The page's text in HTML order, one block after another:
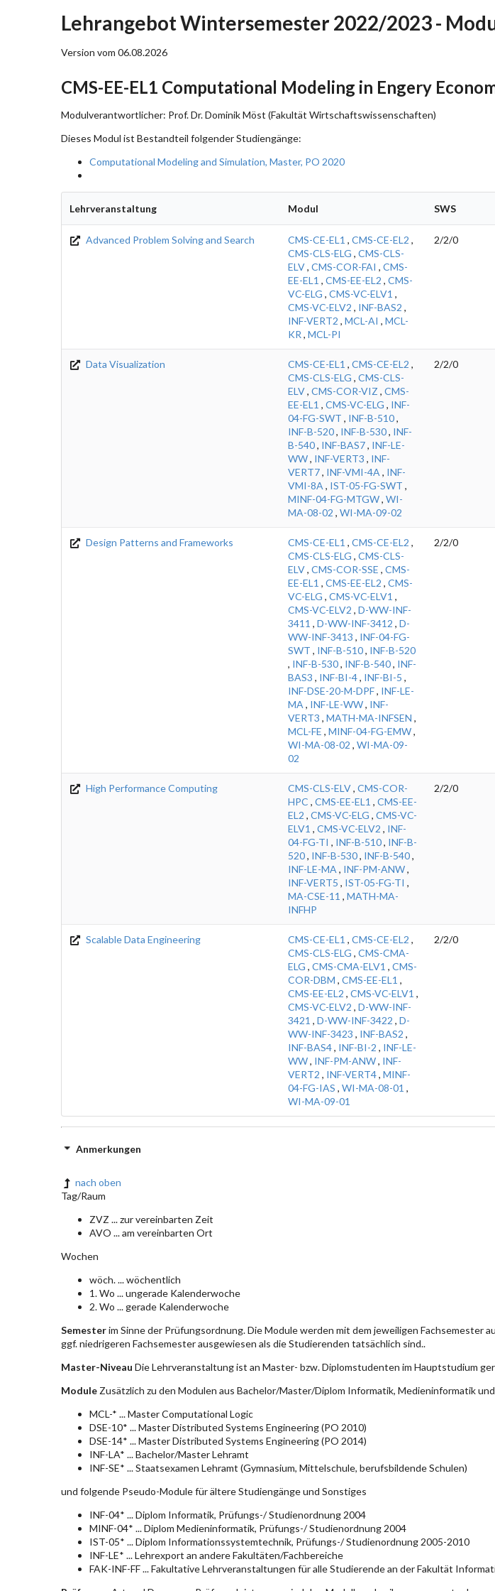
Lehrangebot Wintersemester 2022/2023 -
Version vom 06.08.2026
CMS-EE-EL1 Computational Modeling in Engery
Modulverantwortlicher: Prof. Dr. Dominik Möst (Fakultät Wirtschaftswissenschaften)
Dieses Modul ist Bestandteil folgender Studiengänge:
Computational Modeling and Simulation, Master, PO 2020
Lehrveranstaltung Modul SWS
Advanced Problem Solving and Search CMS-CE-EL1 , CMS-CE-EL2 ,
CMS-CLS-ELG , CMS-CLS-
ELV, CMS-COR-FAI , CMS-
EE-EL1 , CMS-EE-EL2 , CMS-
VC-ELG , CMS-VC-ELV1 ,
CMS-VC-ELV2 , INF-BAS2 ,
INF-VERT2 , MCL-AI , MCL-
KR , MCL-PI
2/2/0
Data Visualization CMS-CE-EL1 , CMS-CE-EL2 ,
CMS-CLS-ELG , CMS-CLS-
ELV, CMS-COR-VIZ , CMS-
EE-EL1 , CMS-VC-ELG , INF-
04-FG-SWT , INF-B-510,
INF-B-520, INF-B-530, INF-
B-540, INF-BAS7, INF-LE-
WW, INF-VERT3 , INF-
VERT7, INF-VMI-4A , INF-
VMI-8A , IST-05-FG-SWT ,
MINF-04-FG-MTGW, WI-
MA-08-02 , WI-MA-09-02
2/2/0
Design Patterns and Frameworks CMS-CE-EL1 , CMS-CE-EL2 ,
CMS-CLS-ELG , CMS-CLS-
ELV, CMS-COR-SSE , CMS-
EE-EL1 , CMS-EE-EL2 , CMS-
VC-ELG , CMS-VC-ELV1 ,
CMS-VC-ELV2 , D-WW-INF-
3411 , D-WW-INF-3412 , D-
WW-INF-3413 , INF-04-FG-
SWT , INF-B-510, INF-B-520
, INF-B-530, INF-B-540, INF-
BAS3 , INF-BI-4, INF-BI-5 ,
INF-DSE-20-M-DPF, INF-LE-
MA , INF-LE-WW, INF-
VERT3 , MATH-MA-INFSEN ,
MCL-FE , MINF-04-FG-EMW,
WI-MA-08-02 , WI-MA-09-
02
2/2/0
High Performance Computing CMS-CLS-ELV, CMS-COR-
HPC , CMS-EE-EL1 , CMS-EE-
EL2 , CMS-VC-ELG , CMS-VC-
ELV1 , CMS-VC-ELV2 , INF-
04-FG-TI , INF-B-510, INF-B-
520, INF-B-530, INF-B-540,
INF-LE-MA , INF-PM-ANW,
INF-VERT5 , IST-05-FG-TI ,
MA-CSE-11 , MATH-MA-
INFHP
2/2/0
Scalable Data Engineering CMS-CE-EL1 , CMS-CE-EL2 ,
CMS-CLS-ELG , CMS-CMA-
ELG , CMS-CMA-ELV1 , CMS-
COR-DBM , CMS-EE-EL1 ,
CMS-EE-EL2 , CMS-VC-ELV1 ,
CMS-VC-ELV2 , D-WW-INF-
3421 , D-WW-INF-3422 , D-
WW-INF-3423 , INF-BAS2 ,
INF-BAS4, INF-BI-2 , INF-LE-
WW, INF-PM-ANW, INF-
VERT2 , INF-VERT4, MINF-
04-FG-IAS , WI-MA-08-01 ,
WI-MA-09-01
2/2/0
Anmerkungen
nach oben
Tag/Raum
ZVZ ... zur vereinbarten Zeit
AVO ... am vereinbarten Ort
Wochen
wöch. ... wöchentlich
1. Wo ... ungerade Kalenderwoche
2. Wo ... gerade Kalenderwoche
Semesterim Sinne der Prüfungsordnung. Die Module werden mit dem jeweiligen Fachsemester
ggf. niedrigeren Fachsemester ausgewiesen als die Studierenden tatsächlich sind..
Master-Niveau Die Lehrveranstaltung ist an Master- bzw. Diplomstudenten im Hauptstudium
ModuleZusätzlich zu den Modulen aus Bachelor/Master/Diplom Informatik, Medieninformatik
MCL-* ... Master Computational Logic
DSE-10* ... Master Distributed Systems Engineering (PO 2010)
DSE-14* ... Master Distributed Systems Engineering (PO 2014)
INF-LA* ... Bachelor/Master Lehramt
INF-SE* ... Staatsexamen Lehramt (Gymnasium, Mittelschule, berufsbildende Schulen)
und folgende Pseudo-Module für ältere Studiengänge und Sonstiges
INF-04* ... Diplom Informatik, Prüfungs-/ Studienordnung 2004
MINF-04* ... Diplom Medieninformatik, Prüfungs-/ Studienordnung 2004
IST-05* ... Diplom Informationssystemtechnik, Prüfungs-/ Studienordnung 2005-2010
INF-LE* ... Lehrexport an andere Fakultäten/Fachbereiche
FAK-INF-FF ... Fakultative Lehrveranstaltungen für alle Studierende an der Fakultät